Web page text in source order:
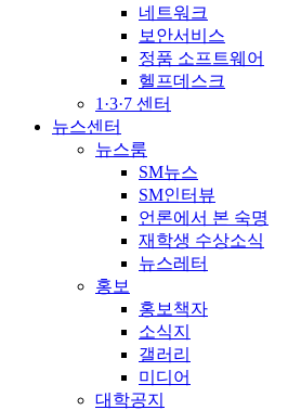
네트워크
보안서비스
정품 소프트웨어
헬프데스크
1·3·7 센터
뉴스센터
뉴스룸
SM뉴스
SM인터뷰
언론에서 본 숙명
재학생 수상소식
뉴스레터
홍보
홍보책자
소식지
갤러리
미디어
대학공지